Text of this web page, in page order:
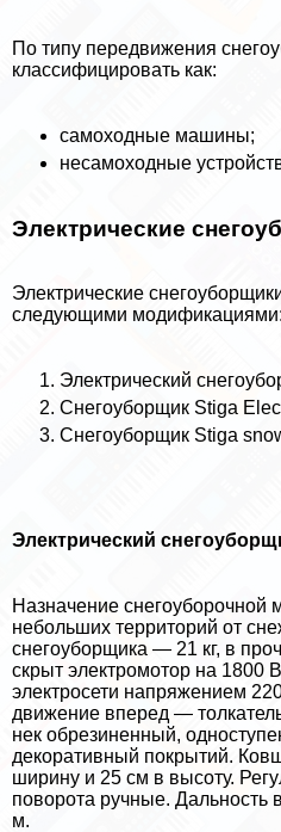
По типу передвижения
классифицировать как:
самоходные машины;
несамоходные
Электрические
Электрические
следующими модификациями:
Электрический
Снегоуборщик Stiga
Снегоуборщик Stiga
Электрический
Назначение
небольших территорий от
снегоуборщика — 21 кг, в
скрыт электромотор на 1800
электросети напряжением
движение вперед —
нек обрезиненный,
декоративный покрытий.
ширину и 25 см в высоту.
поворота ручные.
м.